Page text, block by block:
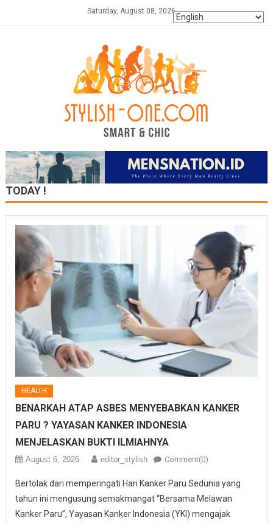
Saturday, August 08, 2026
TODAY !
HEALTH
BENARKAH ATAP ASBES MENYEBABKAN KANKER
PARU ? YAYASAN KANKER INDONESIA
MENJELASKAN BUKTI ILMIAHNYA
August 6, 2026 editor_stylish Comment(0)
Bertolak dari memperingati Hari Kanker Paru Sedunia yang
tahun ini mengusung semakmangat “Bersama Melawan
Kanker Paru”, Yayasan Kanker Indonesia (YKI) mengajak